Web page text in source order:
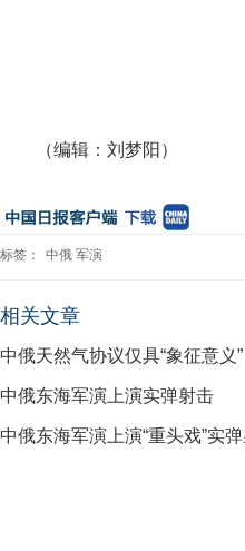
（编辑：刘梦阳）
标签： 中俄 军演
相关文章
中俄天然气协议仅具“象征意义”
中俄东海军演上演实弹射击
中俄东海军演上演“重头戏”实